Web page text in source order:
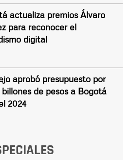
actualiza premios Álvaro
para reconocer el
digital
aprobó presupuesto por
billones de pesos a Bogotá
2024